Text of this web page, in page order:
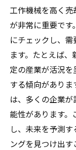
工作機械を高く
が非常に重要で
にチェックし、
ます。たとえば
定の産業が活況
する傾向があり
は、多くの企業
能性があります。
し、未来を予測
ングを見つけ出す